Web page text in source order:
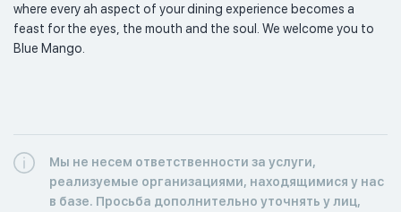
where every ah aspect of your dining experience becomes a
feast for the eyes, the mouth and the soul. We welcome you to
Blue Mango.
Мы не несем ответственности за услуги,
реализуемые организациями, находящимися у нас
в базе. Просьба дополнительно уточнять у лиц,